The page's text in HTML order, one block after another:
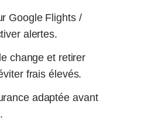
Google Flights /
alertes.
change et retirer
frais élevés.
adaptée avant